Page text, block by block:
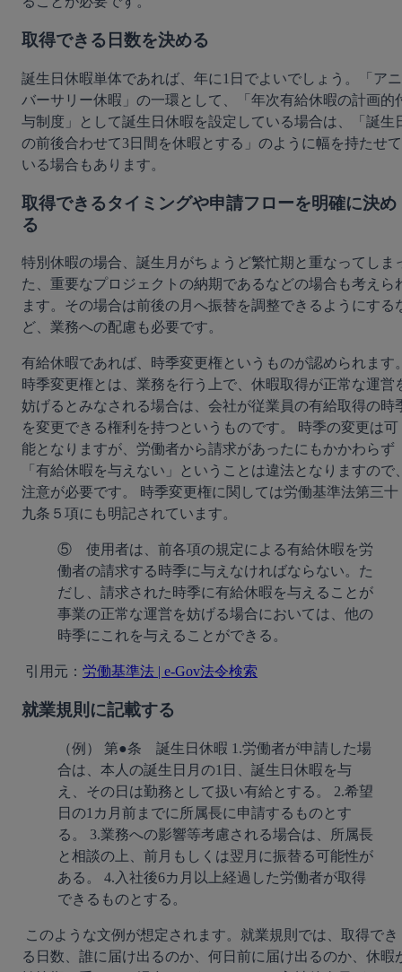
取得できる日数を決める
誕生日休暇単体であれば、年に1日でよいでしょう。「アニ
バーサリー休暇」の一環として、「年次有給休暇の計画的
与制度」として誕生日休暇を設定している場合は、「誕生
の前後合わせて3日間を休暇とする」のように幅を持たせて
いる場合もあります。
取得できるタイミングや申請フローを明確に決め
る
特別休暇の場合、誕生月がちょうど繁忙期と重なってしま
た、重要なプロジェクトの納期であるなどの場合も考えら
ます。その場合は前後の月へ振替を調整できるようにする
ど、業務への配慮も必要です。
有給休暇であれば、時季変更権というものが認められます
時季変更権とは、業務を行う上で、休暇取得が正常な運営
妨げるとみなされる場合は、会社が従業員の有給取得の時
を変更できる権利を持つというものです。 時季の変更は可
能となりますが、労働者から請求があったにもかかわらず
「有給休暇を与えない」ということは違法となりますので
注意が必要です。 時季変更権に関しては労働基準法第三十
九条５項にも明記されています。
⑤　使用者は、前各項の規定による有給休暇を労
働者の請求する時季に与えなければならない。た
だし、請求された時季に有給休暇を与えることが
事業の正常な運営を妨げる場合においては、他の
時季にこれを与えることができる。
引用元： 労働基準法 | e-Gov法令検索
就業規則に記載する
（例） 第●条　誕生日休暇 1.労働者が申請した場
合は、本人の誕生日月の1日、誕生日休暇を与
え、その日は勤務として扱い有給とする。 2.希望
日の1カ月前までに所属長に申請するものとす
る。 3.業務への影響等考慮される場合は、所属長
と相談の上、前月もしくは翌月に振替る可能性が
ある。 4.入社後6カ月以上経過した労働者が取得
できるものとする。
る日数、誰に届け出るのか、何日前に届け出るのか、休暇